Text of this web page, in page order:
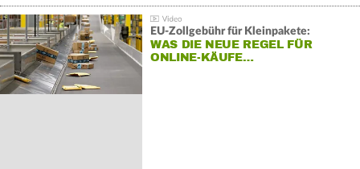
EU-Zollgebühr für Kleinpakete:
WAS DIE NEUE REGEL FÜR
ONLINE-KÄUFE…